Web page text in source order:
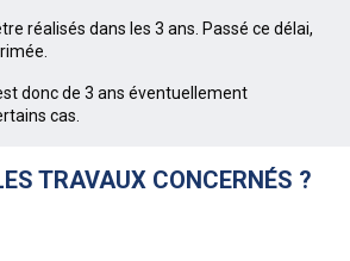
réalisés dans les 3 ans. Passé ce délai,
donc de 3 ans éventuellement
cas.
TRAVAUX CONCERNÉS ?